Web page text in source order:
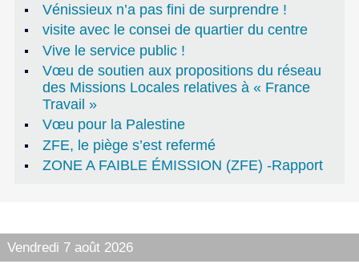
Vénissieux n’a pas fini de surprendre !
visite avec le consei de quartier du centre
Vive le service public !
Vœu de soutien aux propositions du réseau
des Missions Locales relatives à « France
Travail »
Vœu pour la Palestine
ZFE, le piège s’est refermé
ZONE A FAIBLE ÉMISSION (ZFE) -Rapport
Vendredi 7 août 2026